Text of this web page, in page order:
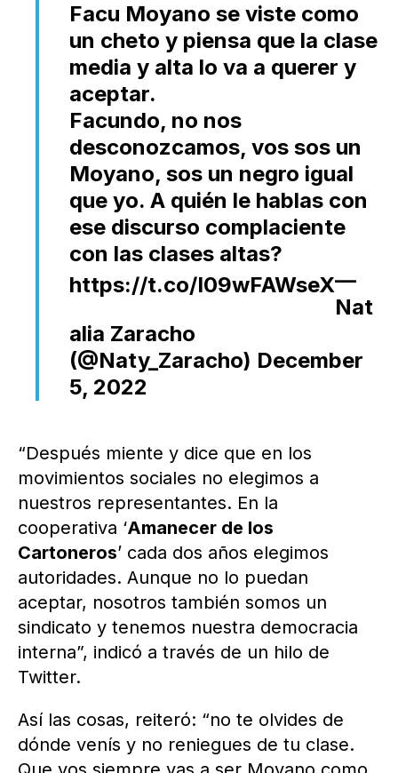
Facu Moyano se viste como
un cheto y piensa que la clase
media y alta lo va a querer y
aceptar.
Facundo, no nos
desconozcamos, vos sos un
Moyano, sos un negro igual
que yo. A quién le hablas con
ese discurso complaciente
con las clases altas?
https://t.co/I09wFAWseX—
Nat
alia Zaracho
(@Naty_Zaracho) December
5, 2022
“Después miente y dice que en los
movimientos sociales no elegimos a
nuestros representantes. En la
cooperativa ‘Amanecer de los
Cartoneros’ cada dos años elegimos
autoridades. Aunque no lo puedan
aceptar, nosotros también somos un
sindicato y tenemos nuestra democracia
interna”, indicó a través de un hilo de
Twitter.
Así las cosas, reiteró: “no te olvides de
dónde venís y no reniegues de tu clase.